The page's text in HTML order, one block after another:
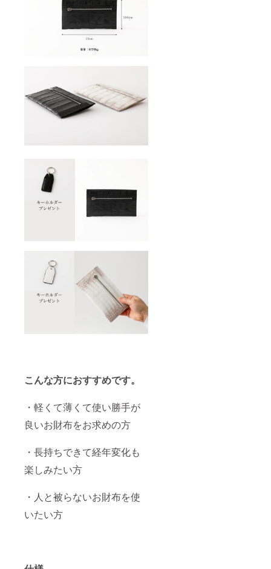
こんな方におすすめです。
・軽くて薄くて使い勝手が
良いお財布をお求めの方
・長持ちできて経年変化も
楽しみたい方
・人と被らないお財布を使
いたい方